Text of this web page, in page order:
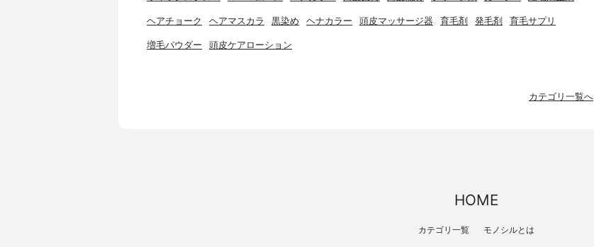
ヘアチョーク ヘアマスカラ 黒染め ヘナカラー 頭皮マッサージ器 育毛剤 発毛剤 育毛サプリ
増毛パウダー 頭皮ケアローション
カテゴリ一覧へ
HOME
カテゴリ一覧 モノシルとは